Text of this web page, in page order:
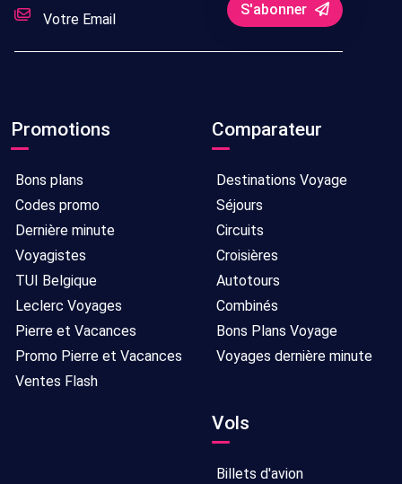
S'abonner
Promotions
Bons plans
Codes promo
Dernière minute
Voyagistes
TUI Belgique
Leclerc Voyages
Pierre et Vacances
Promo Pierre et Vacances
Ventes Flash
Comparateur
Destinations Voyage
Séjours
Circuits
Croisières
Autotours
Combinés
Bons Plans Voyage
Voyages dernière minute
Vols
Billets d'avion